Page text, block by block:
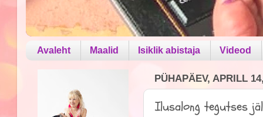
Avaleht Maalid Isiklik abistaja Videod
PÜHAPÄEV, APRILL
Ilusalong tegutses